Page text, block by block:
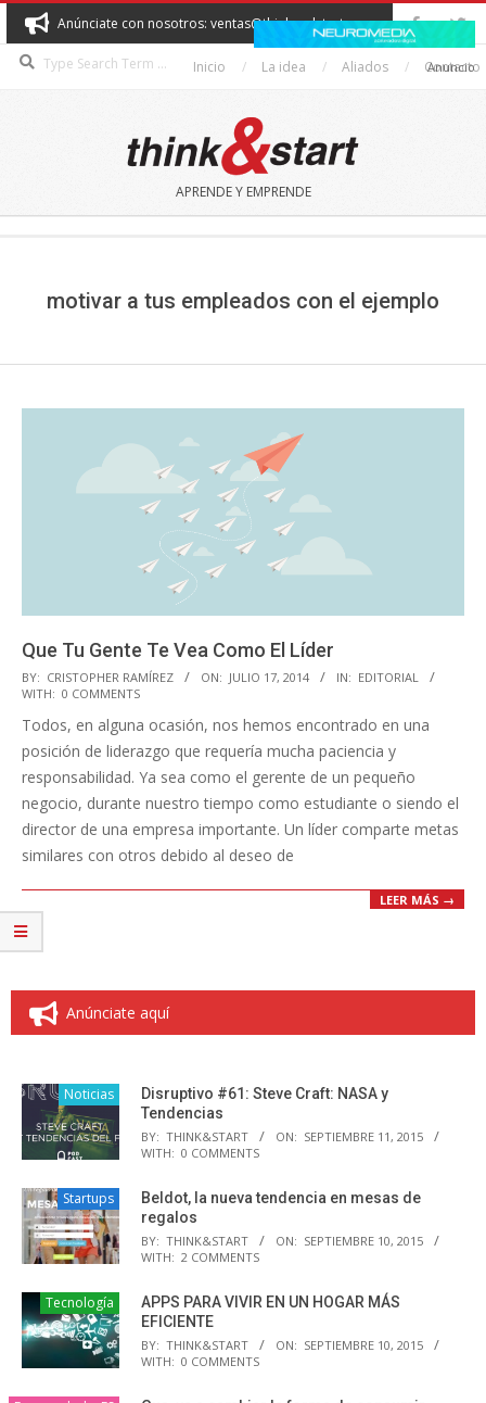
Skip
to
content
Anúnciate con nosotros: ventas@thinkandstart.com
Inicio La idea Aliados Contacto
THINK&START
APRENDE Y EMPRENDE
Anuncio
motivar a tus empleados con el ejemplo
Que Tu Gente Te Vea Como El Líder
2014-
07-
17
BY: CRISTOPHER RAMÍREZ ON: JULIO 17, 2014 IN: EDITORIAL
WITH: 0 COMMENTS
Todos, en alguna ocasión, nos hemos encontrado en una
posición de liderazgo que requería mucha paciencia y
responsabilidad. Ya sea como el gerente de un pequeño
negocio, durante nuestro tiempo como estudiante o siendo el
director de una empresa importante. Un líder comparte metas
similares con otros debido al deseo de
LEER MÁS →
Anúnciate aquí
Noticias
Disruptivo #61: Steve Craft: NASA y
Tendencias
BY: THINK&START ON: SEPTIEMBRE 11, 2015
WITH: 0 COMMENTS
Startups
Beldot, la nueva tendencia en mesas de
regalos
BY: THINK&START ON: SEPTIEMBRE 10, 2015
WITH: 2 COMMENTS
Tecnología
APPS PARA VIVIR EN UN HOGAR MÁS
EFICIENTE
BY: THINK&START ON: SEPTIEMBRE 10, 2015
WITH: 0 COMMENTS